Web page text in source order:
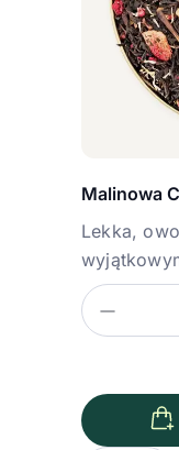
Malinowa
Lekka,